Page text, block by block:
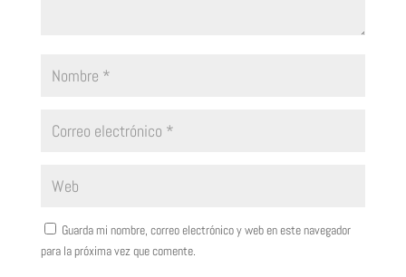
Guarda mi nombre, correo electrónico y web en este navegador
para la próxima vez que comente.